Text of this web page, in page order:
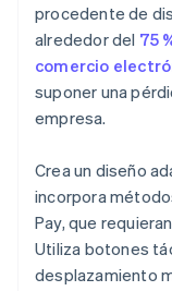
procedente de
alrededor del 75
comercio
suponer una
empresa.
Crea un diseño
incorpora
Pay, que
Utiliza botones
desplazamiento